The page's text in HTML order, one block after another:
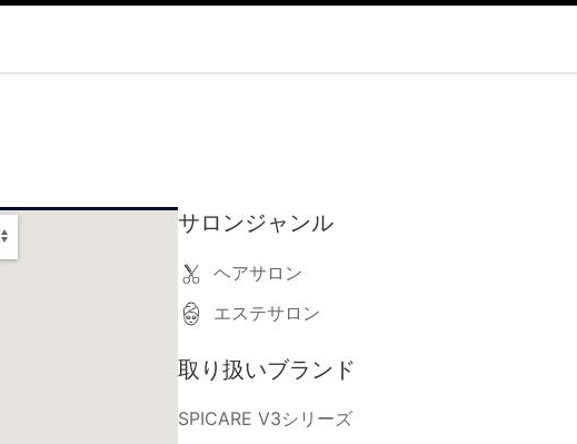
サロンジャンル
ヘアサロン
エステサロン
取り扱いブランド
SPICARE V3シリーズ